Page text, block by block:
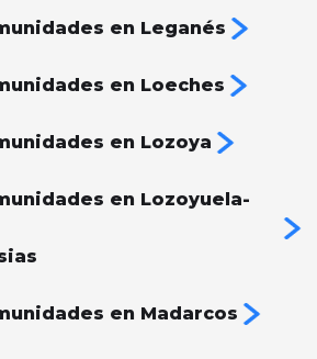
en Leganés
en Loeches
en Lozoya
en Lozoyuela-
en Madarcos